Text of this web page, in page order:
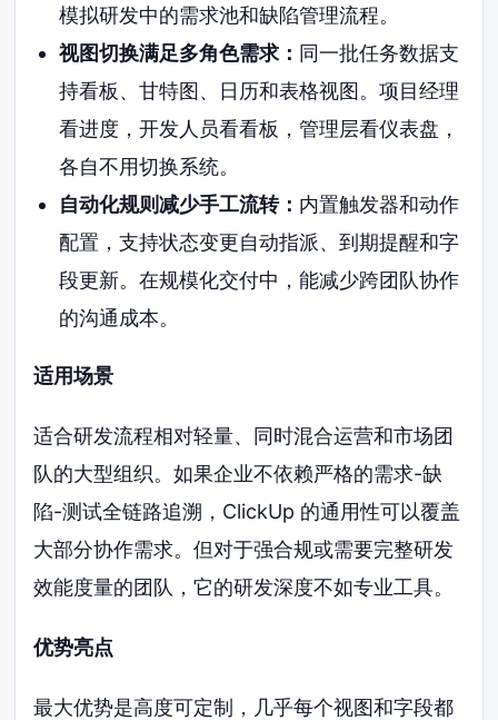
模拟研发中的需求池和缺陷管理流程。
视图切换满足多角色需求： 同一批任务数据支
持看板、甘特图、日历和表格视图。项目经理
看进度，开发人员看看板，管理层看仪表盘，
各自不用切换系统。
自动化规则减少手工流转： 内置触发器和动作
配置，支持状态变更自动指派、到期提醒和字
段更新。在规模化交付中，能减少跨团队协作
的沟通成本。
适用场景
适合研发流程相对轻量、同时混合运营和市场团
队的大型组织。如果企业不依赖严格的需求-缺
陷-测试全链路追溯，ClickUp 的通用性可以覆盖
大部分协作需求。但对于强合规或需要完整研发
效能度量的团队，它的研发深度不如专业工具。
优势亮点
最大优势是高度可定制，几乎每个视图和字段都